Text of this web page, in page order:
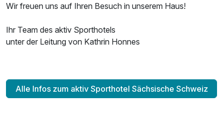
Wir freuen uns auf Ihren Besuch in unserem Haus!
Ihr Team des aktiv Sporthotels
unter der Leitung von Kathrin Honnes
Alle Infos zum aktiv Sporthotel Sächsische Schweiz